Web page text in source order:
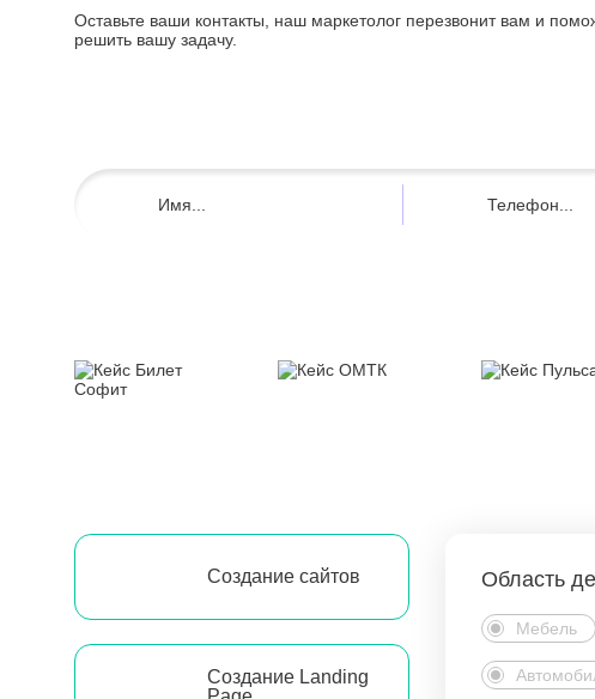
Оставьте ваши контакты, наш маркетолог перезвонит вам и
решить вашу задачу.
Создание сайтов
Создание Landing
Область
Мебель